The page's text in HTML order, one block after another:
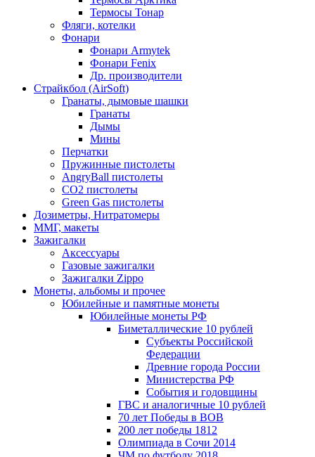
Термосы Тонар
Фляги, котелки
Фонари
Фонари Armytek
Фонари Fenix
Др. производители
Страйкбол (AirSoft)
Гранаты, дымовые шашки
Гранаты
Дымы
Мины
Перчатки
Пружинные пистолеты
AngryBall пистолеты
CO2 пистолеты
Green Gas пистолеты
Дозиметры, Нитратомеры
ММГ, макеты
Зажигалки
Аксессуары
Газовые зажигалки
Зажигалки Zippo
Монеты, альбомы и прочее
Юбилейные и памятные монеты
Юбилейные монеты РФ
Биметаллические 10 рублей
Субъекты Российской
Федерации
Древние города России
Министерства РФ
События и годовщины
ГВС и аналогичные 10 рублей
70 лет Победы в ВОВ
200 лет победы 1812
Олимпиада в Сочи 2014